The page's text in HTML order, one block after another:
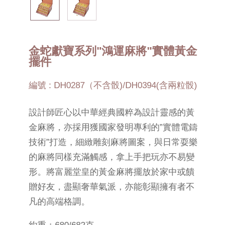
金蛇獻寶系列"鴻運麻將"實體黃金
擺件
編號 : DH0287（不含骰)/DH0394(含兩粒骰)
設計師匠心以中華經典國粹為設計靈感的黃
金麻將，亦採用獲國家發明專利的”實體電鑄
技術”打造，細緻雕刻麻將圖案，與日常耍樂
的麻將同樣充滿觸感，拿上手把玩亦不易變
形。將富麗堂皇的黃金麻將擺放於家中或饋
贈好友，盡顯奢華氣派，亦能彰顯擁有者不
凡的高端格調。